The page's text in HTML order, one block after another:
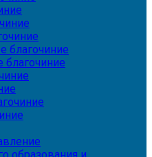
благочиние
благочиние